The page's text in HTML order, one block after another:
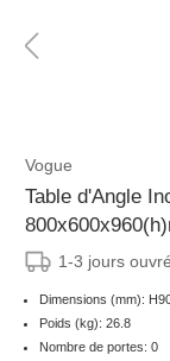
Vogue
Table d'Angle
1-3 jours
Dimensions (mm):
Poids (kg): 26.8
Nombre de portes: 0